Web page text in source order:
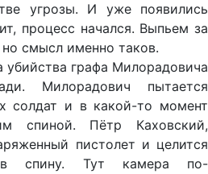
угрозы. И уже появились
процесс начался. Выпьем за
но смысл именно таков.
убийства графа Милорадовича
Милорадович пытается
солдат и в какой-то момент
спиной. Пётр Каховский,
пистолет и целится
в спину. Тут камера по-